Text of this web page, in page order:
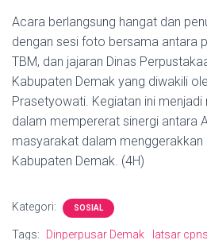
Acara berlangsung hangat dan
dengan sesi foto bersama antara
TBM, dan jajaran Dinas
Kabupaten Demak yang diwakili
Prasetyowati. Kegiatan ini
dalam mempererat sinergi antara
masyarakat dalam menggerakkan
Kabupaten Demak. (4H)
Kategori: SOSIAL
Tags: Dinperpusar Demak latsar